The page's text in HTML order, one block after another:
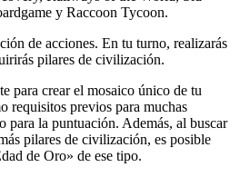
y Raccoon Tycoon.
de acciones. En tu turno, realizarás
pilares de civilización.
para crear el mosaico único de tu
requisitos previos para muchas
para la puntuación. Además, al buscar
pilares de civilización, es posible
de Oro» de ese tipo.